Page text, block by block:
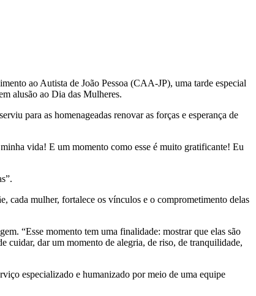
ao Autista de João Pessoa (CAA-JP), uma tarde especial
alusão ao Dia das Mulheres.
para as homenageadas renovar as forças e esperança de
vida! E um momento como esse é muito gratificante! Eu
cada mulher, fortalece os vínculos e o comprometimento delas
“Esse momento tem uma finalidade: mostrar que elas são
cuidar, dar um momento de alegria, de riso, de tranquilidade,
especializado e humanizado por meio de uma equipe